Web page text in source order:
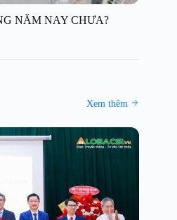
NĂM NAY CHƯA?
Xem thêm